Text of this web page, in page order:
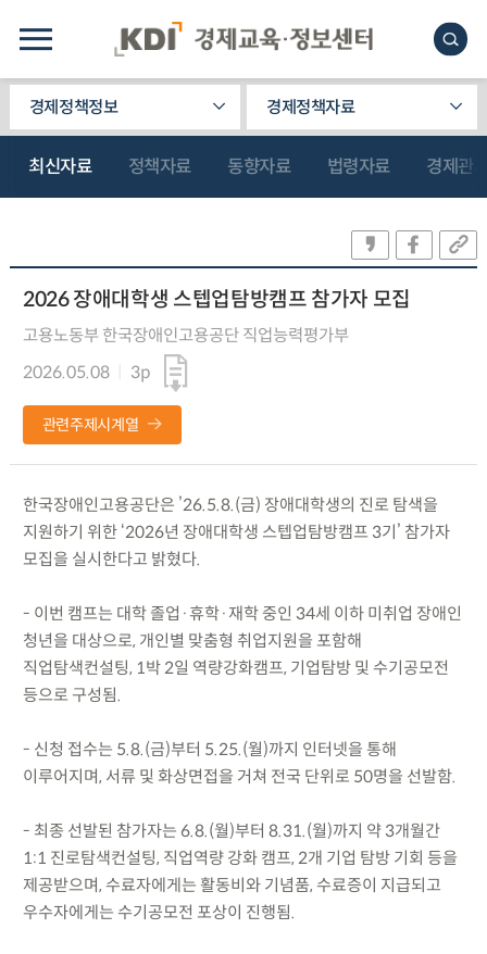
경제정책정보 경제정책자료
최신자료 정책자료 동향자료 법령자료 경제관
2026 장애대학생 스텝업탐방캠프 참가자 모집
고용노동부 한국장애인고용공단 직업능력평가부
2026.05.08
3p
관련주제시계열
한국장애인고용공단은 ’26.5.8.(금) 장애대학생의 진로 탐색을
지원하기 위한 ‘2026년 장애대학생 스텝업탐방캠프 3기’ 참가자
모집을 실시한다고 밝혔다.
- 이번 캠프는 대학 졸업·휴학·재학 중인 34세 이하 미취업 장애인
청년을 대상으로, 개인별 맞춤형 취업지원을 포함해
직업탐색컨설팅, 1박 2일 역량강화캠프, 기업탐방 및 수기공모전
등으로 구성됨.
- 신청 접수는 5.8.(금)부터 5.25.(월)까지 인터넷을 통해
이루어지며, 서류 및 화상면접을 거쳐 전국 단위로 50명을 선발함.
- 최종 선발된 참가자는 6.8.(월)부터 8.31.(월)까지 약 3개월간
1:1 진로탐색컨설팅, 직업역량 강화 캠프, 2개 기업 탐방 기회 등을
제공받으며, 수료자에게는 활동비와 기념품, 수료증이 지급되고
우수자에게는 수기공모전 포상이 진행됨.